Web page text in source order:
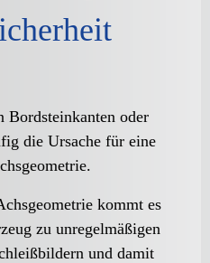
AIR
Bordsteinkanten oder
die Ursache für eine
kommt es
zu unregelmäßigen
und damit